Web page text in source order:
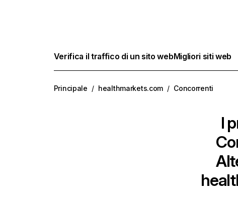
Verifica il traffico di un sito webMigliori siti web
Principale / healthmarkets.com / Concorrenti
I